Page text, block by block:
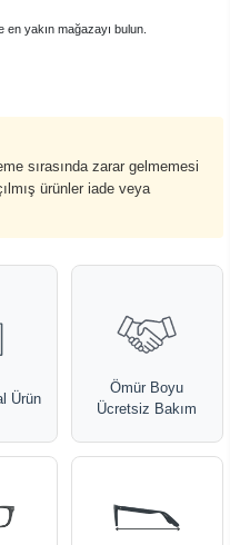
yakın mağazayı bulun.
sırasında zarar gelmemesi
ürünler iade veya
Ürün
Ömür Boyu
Ücretsiz Bakım